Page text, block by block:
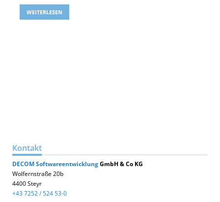
WEITERLESEN
Kontakt
DECOMSoftwareentwicklungGmbH & Co KG
Wolfernstraße 20b
4400 Steyr
+43 7252 / 524 53-0